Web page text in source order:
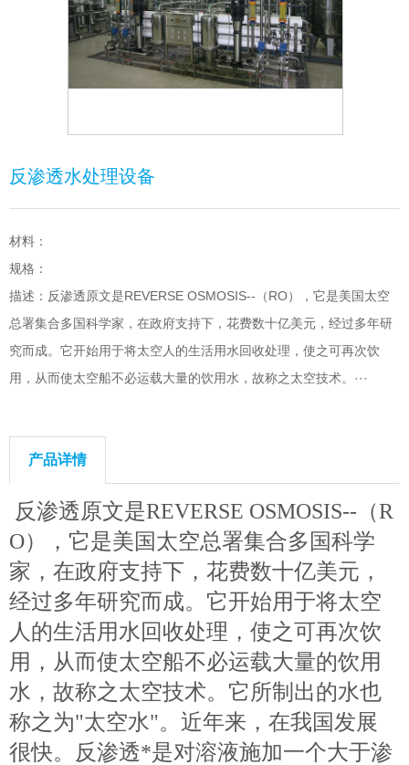
反渗透水处理设备
材料：
规格：
描述：反渗透原文是REVERSE OSMOSIS--（RO），它是美国太空
总署集合多国科学家，在政府支持下，花费数十亿美元，经过多年研
究而成。它开始用于将太空人的生活用水回收处理，使之可再次饮
用，从而使太空船不必运载大量的饮用水，故称之太空技术。···
产品详情
反渗透原文是REVERSE OSMOSIS--（R
O），它是美国太空总署集合多国科学
家，在政府支持下，花费数十亿美元，
经过多年研究而成。它开始用于将太空
人的生活用水回收处理，使之可再次饮
用，从而使太空船不必运载大量的饮用
水，故称之太空技术。它所制出的水也
称之为"太空水"。近年来，在我国发展
很快。反渗透*是对溶液施加一个大于渗